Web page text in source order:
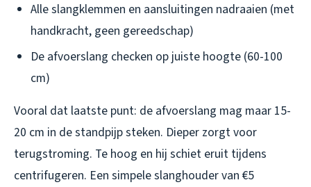
Alle slangklemmen en aansluitingen nadraaien (met
handkracht, geen gereedschap)
De afvoerslang checken op juiste hoogte (60-100
cm)
Vooral dat laatste punt: de afvoerslang mag maar 15-
20 cm in de standpijp steken. Dieper zorgt voor
terugstroming. Te hoog en hij schiet eruit tijdens
centrifugeren. Een simpele slanghouder van €5